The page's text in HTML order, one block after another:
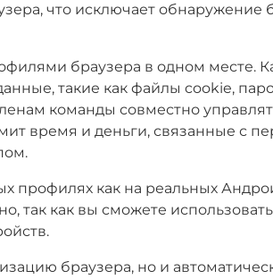
что исключает обнаружение
браузера в одном месте.
такие как файлы cookie,
команды совместно
время и деньги, связанные с
профилях как на реальных
так как вы сможете
браузера, но и